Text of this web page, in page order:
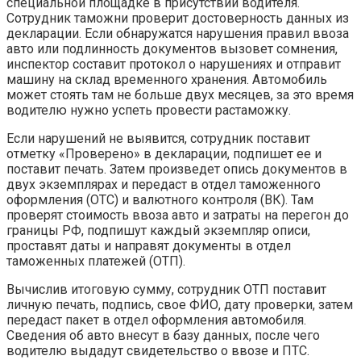
Сотрудник таможни проверит достоверность данных из
декларации. Если обнаружатся нарушения правил ввоза
авто или подлинность документов вызовет сомнения,
инспектор составит протокол о нарушениях и отправит
машину на склад временного хранения. Автомобиль
может стоять там не больше двух месяцев, за это время
водителю нужно успеть провести растаможку.
Если нарушений не выявится, сотрудник поставит
отметку «Проверено» в декларации, подпишет ее и
поставит печать. Затем произведет опись документов в
двух экземплярах и передаст в отдел таможенного
оформления (ОТС) и валютного контроля (ВК). Там
проверят стоимость ввоза авто и затраты на перегон до
границы РФ, подпишут каждый экземпляр описи,
проставят даты и направят документы в отдел
таможенных платежей (ОТП).
Вычислив итоговую сумму, сотрудник ОТП поставит
личную печать, подпись, свое ФИО, дату проверки, затем
передаст пакет в отдел оформления автомобиля.
Сведения об авто внесут в базу данных, после чего
водителю выдадут свидетельство о ввозе и ПТС.